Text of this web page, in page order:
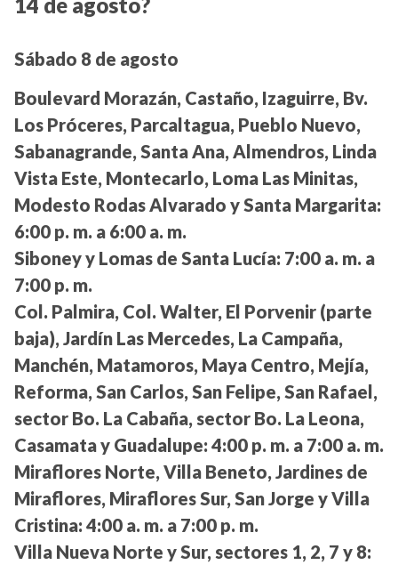
Sábado 8 de agosto
Boulevard Morazán, Castaño, Izaguirre, Bv.
Los Próceres, Parcaltagua, Pueblo Nuevo,
Sabanagrande, Santa Ana, Almendros, Linda
Vista Este, Montecarlo, Loma Las Minitas,
Modesto Rodas Alvarado y Santa Margarita:
6:00 p. m. a 6:00 a. m.
Siboney y Lomas de Santa Lucía: 7:00 a. m. a
7:00 p. m.
Col. Palmira, Col. Walter, El Porvenir (parte
baja), Jardín Las Mercedes, La Campaña,
Manchén, Matamoros, Maya Centro, Mejía,
Reforma, San Carlos, San Felipe, San Rafael,
sector Bo. La Cabaña, sector Bo. La Leona,
Casamata y Guadalupe: 4:00 p. m. a 7:00 a. m.
Miraflores Norte, Villa Beneto, Jardines de
Miraflores, Miraflores Sur, San Jorge y Villa
Cristina: 4:00 a. m. a 7:00 p. m.
Villa Nueva Norte y Sur, sectores 1, 2, 7 y 8: